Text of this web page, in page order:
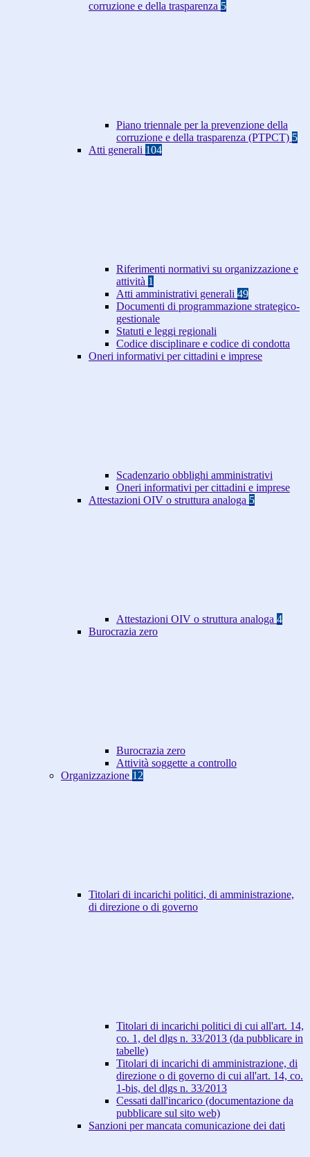
corruzione e della trasparenza 5
Piano triennale per la prevenzione della
corruzione e della trasparenza (PTPCT) 5
Atti generali 104
Riferimenti normativi su organizzazione e
attività 1
Atti amministrativi generali 49
Documenti di programmazione strategico-
gestionale
Statuti e leggi regionali
Codice disciplinare e codice di condotta
Oneri informativi per cittadini e imprese
Scadenzario obblighi amministrativi
Oneri informativi per cittadini e imprese
Attestazioni OIV o struttura analoga 5
Attestazioni OIV o struttura analoga 4
Burocrazia zero
Burocrazia zero
Attività soggette a controllo
Organizzazione 12
Titolari di incarichi politici, di amministrazione,
di direzione o di governo
Titolari di incarichi politici di cui all'art. 14,
co. 1, del dlgs n. 33/2013 (da pubblicare in
tabelle)
Titolari di incarichi di amministrazione, di
direzione o di governo di cui all'art. 14, co.
1-bis, del dlgs n. 33/2013
Cessati dall'incarico (documentazione da
pubblicare sul sito web)
Sanzioni per mancata comunicazione dei dati